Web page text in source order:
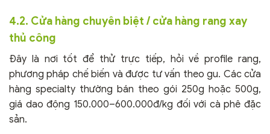
4.2. Cửa hàng chuyên biệt / cửa hàng rang xay
thủ công
Đây là nơi tốt để thử trực tiếp, hỏi về profile rang,
phương pháp chế biến và được tư vấn theo gu. Các cửa
hàng specialty thường bán theo gói 250g hoặc 500g,
giá dao động 150.000–600.000đ/kg đối với cà phê đặc
sản.